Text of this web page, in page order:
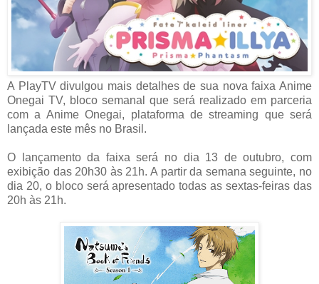
A PlayTV divulgou mais detalhes de sua nova faixa Anime
Onegai TV, bloco semanal que será realizado em parceria
com a Anime Onegai, plataforma de streaming que será
lançada este mês no Brasil.
O lançamento da faixa será no dia 13 de outubro, com
exibição das 20h30 às 21h. A partir da semana seguinte, no
dia 20, o bloco será apresentado todas as sextas-feiras das
20h às 21h.